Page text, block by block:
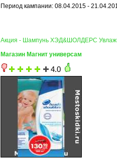
Период кампании: 08.04.2015 -
Акция - Шампунь ХЭД&ШОЛДЕРС
Магазин Магнит универсам
4.0